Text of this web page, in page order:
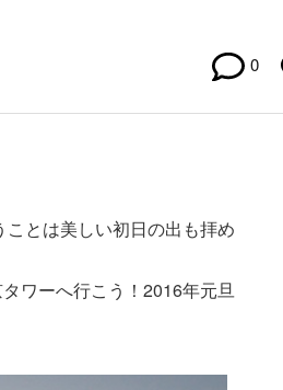
0
とは美しい初日の出も拝め
ワーへ行こう！2016年元旦